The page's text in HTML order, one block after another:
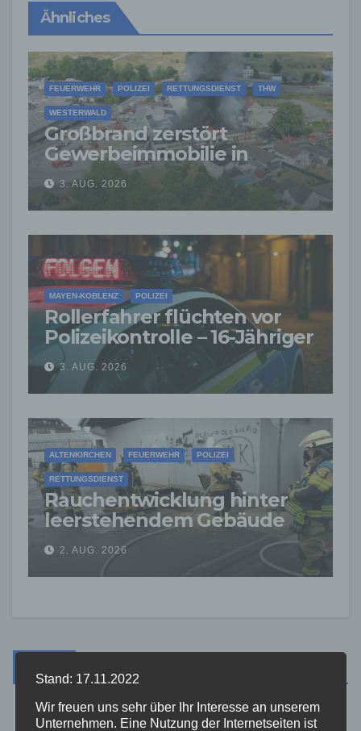
Ähnliches
FEUERWEHR POLIZEI RETTUNGSDIENST THW
WESTERWALD
Großbrand zerstört
Gewerbeimmobilie in
Siershahn –
Millionenschaden
entstanden
3. AUG. 2026
MAYEN-KOBLENZ POLIZEI
Rollerfahrer flüchten vor
Polizeikontrolle – 16-Jähriger
nach Verfolgung gestoppt
3. AUG. 2026
ALTENKIRCHEN FEUERWEHR POLIZEI
RETTUNGSDIENST
Rauchentwicklung hinter
leerstehendem Gebäude
sorgt für Feuerwehreinsatz
2. AUG. 2026
Stand: 17.11.2022
Wir freuen uns sehr über Ihr Interesse an unserem
Unternehmen. Eine Nutzung der Internetseiten ist